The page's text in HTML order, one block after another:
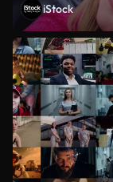
iStock